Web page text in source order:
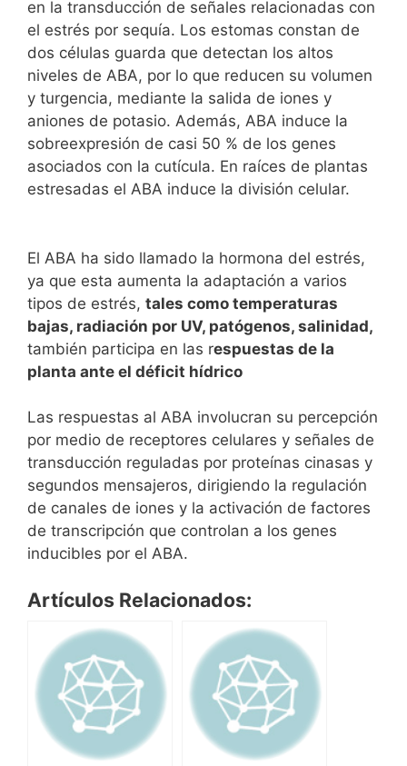
en la transducción de señales relacionadas con
el estrés por sequía. Los estomas constan de
dos células guarda que detectan los altos
niveles de ABA, por lo que reducen su volumen
y turgencia, mediante la salida de iones y
aniones de potasio. Además, ABA induce la
sobreexpresión de casi 50 % de los genes
asociados con la cutícula. En raíces de plantas
estresadas el ABA induce la división celular.
El ABA ha sido llamado la hormona del estrés,
ya que esta aumenta la adaptación a varios
tipos de estrés, tales como temperaturas
bajas, radiación por UV, patógenos, salinidad,
también participa en las respuestas de la
planta ante el déficit hídrico
Las respuestas al ABA involucran su percepción
por medio de receptores celulares y señales de
transducción reguladas por proteínas cinasas y
segundos mensajeros, dirigiendo la regulación
de canales de iones y la activación de factores
de transcripción que controlan a los genes
inducibles por el ABA.
Artículos Relacionados: